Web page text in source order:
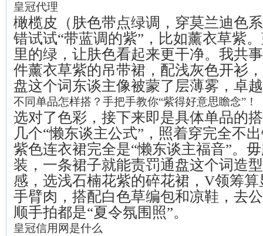
皇冠代理
橄榄皮（肤色带点绿调，穿莫兰迪色
错试试“带蓝调的紫”，比如薰衣草紫
里的绿，让肤色看起来更干净。我共
件薰衣草紫的吊带裙，配浅灰色开衫
盘这个词东谈主像被蒙了层薄雾，卓
不同单品怎样搭？手把手教你“紫得好意思瞻念”！
选对了色彩，接下来即是具体单品的
几个“懒东谈主公式”，照着穿完全不
紫色连衣裙完全是“懒东谈主福音”。
装，一条裙子就能责罚通盘这个词造
感，选浅石楠花紫的碎花裙，V领筹
手臂肉，搭配白色草编包和凉鞋，去
顺手拍都是“夏令氛围照”。
皇冠信用网是什么